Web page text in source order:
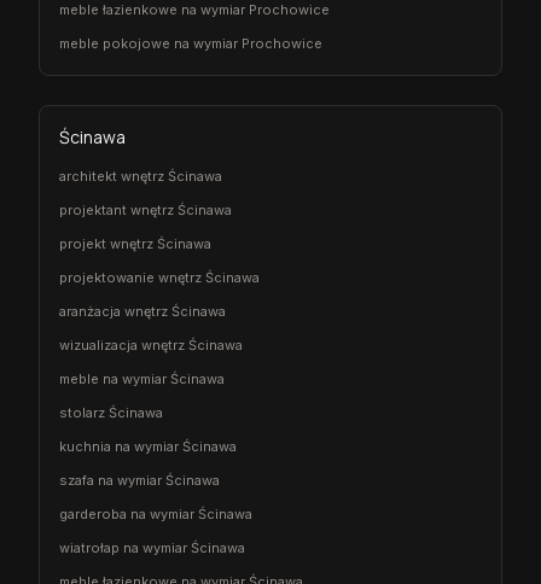
meble łazienkowe na wymiar Prochowice
meble pokojowe na wymiar Prochowice
Ścinawa
architekt wnętrz Ścinawa
projektant wnętrz Ścinawa
projekt wnętrz Ścinawa
projektowanie wnętrz Ścinawa
aranżacja wnętrz Ścinawa
wizualizacja wnętrz Ścinawa
meble na wymiar Ścinawa
stolarz Ścinawa
kuchnia na wymiar Ścinawa
szafa na wymiar Ścinawa
garderoba na wymiar Ścinawa
wiatrołap na wymiar Ścinawa